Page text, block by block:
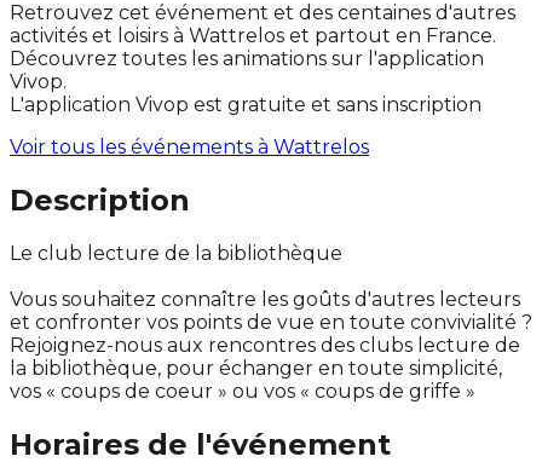
Retrouvez cet événement et des centaines d'autres
activités et loisirs à Wattrelos et partout en France.
Découvrez toutes les animations sur l'application
Vivop.
L'application Vivop est gratuite et sans inscription
Voir tous les événements à Wattrelos
Description
Le club lecture de la bibliothèque
Vous souhaitez connaître les goûts d'autres lecteurs
et confronter vos points de vue en toute convivialité ?
Rejoignez-nous aux rencontres des clubs lecture de
la bibliothèque, pour échanger en toute simplicité,
vos « coups de coeur » ou vos « coups de griffe »
Horaires de l'événement